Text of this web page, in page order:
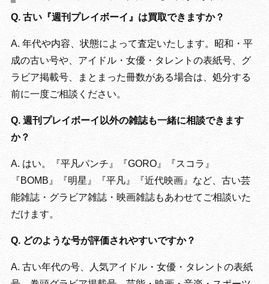
Q. 古い『週刊プレイボーイ』は買取できますか？
A. 年代や内容、状態によって査定いたします。昭和・平
成の古い号や、アイドル・女優・タレントの表紙号、グ
ラビア掲載号、まとまった冊数がある場合は、処分する
前に一度ご相談ください。
Q. 週刊プレイボーイ以外の雑誌も一緒に相談できます
か？
A. はい。『平凡パンチ』『GORO』『スコラ』
『BOMB』『明星』『平凡』『近代映画』など、古い芸
能雑誌・グラビア雑誌・映画雑誌もあわせてご相談いた
だけます。
Q. どのような号が評価されやすいですか？
A. 古い年代の号、人気アイドル・女優・タレントの表紙